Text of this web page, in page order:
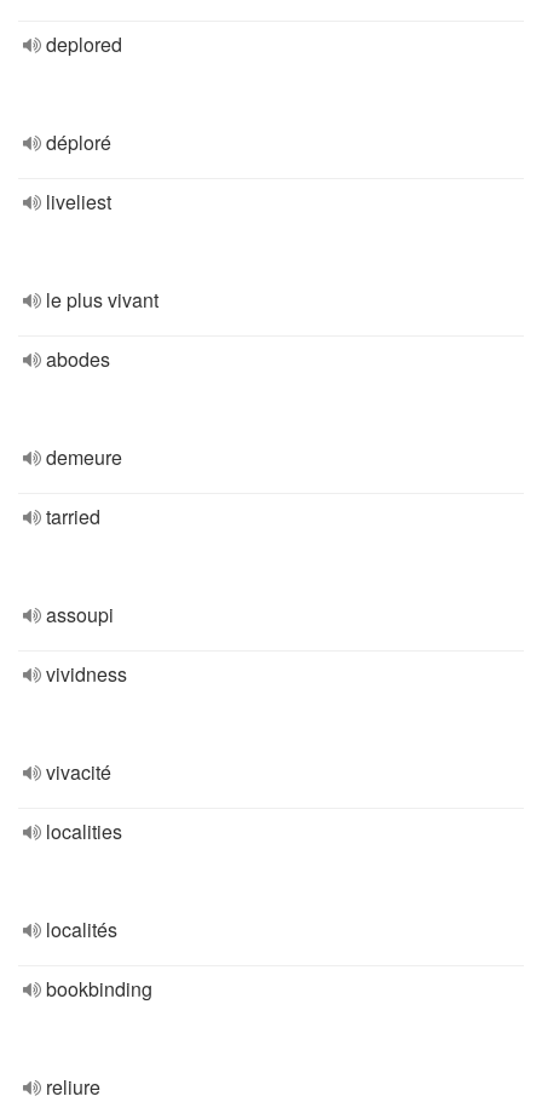
deplored
déploré
liveliest
le plus vivant
abodes
demeure
tarried
assoupi
vividness
vivacité
localities
localités
bookbinding
reliure